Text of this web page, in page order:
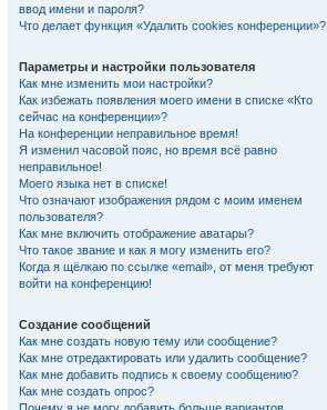
ввод имени и пароля?
Что делает функция «Удалить cookies конференции»?
Параметры и настройки пользователя
Как мне изменить мои настройки?
Как избежать появления моего имени в списке «Кто
сейчас на конференции»?
На конференции неправильное время!
Я изменил часовой пояс, но время всё равно
неправильное!
Моего языка нет в списке!
Что означают изображения рядом с моим именем
пользователя?
Как мне включить отображение аватары?
Что такое звание и как я могу изменить его?
Когда я щёлкаю по ссылке «email», от меня требуют
войти на конференцию!
Создание сообщений
Как мне создать новую тему или сообщение?
Как мне отредактировать или удалить сообщение?
Как мне добавить подпись к своему сообщению?
Как мне создать опрос?